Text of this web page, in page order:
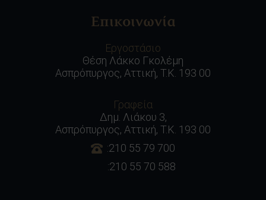
Επικοινωνία
Εργοστάσιο
Θέση Λάκκο Γκολέμη
Ασπρόπυργος, Αττική, Τ.Κ. 193 00
Γραφεία
Δημ. Λιάκου 3,
Ασπρόπυργος, Αττική, Τ.Κ. 193 00
:210 55 79 700
:210 55 70 588